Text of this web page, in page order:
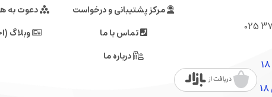
مرکز پشتیبانی و درخواست
دعوت به
تماس با ما
وبلاگ
درباره ما